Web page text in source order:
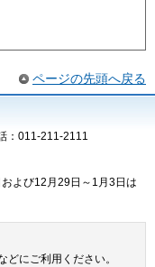
ページの先頭へ戻る
：011-211-2111
よび12月29日～1月3日は
にご利用ください。